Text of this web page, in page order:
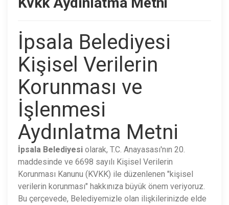
İpsala Belediyesi
Kişisel Verilerin
Korunması ve
İşlenmesi
Aydınlatma Metni
İpsala Belediyesi olarak, T.C. Anayasası'nın 20.
maddesinde ve 6698 sayılı Kişisel Verilerin
Korunması Kanunu (KVKK) ile düzenlenen "kişisel
verilerin korunması" hakkınıza büyük önem veriyoruz.
Bu çerçevede, Belediyemizle olan ilişkilerinizde elde